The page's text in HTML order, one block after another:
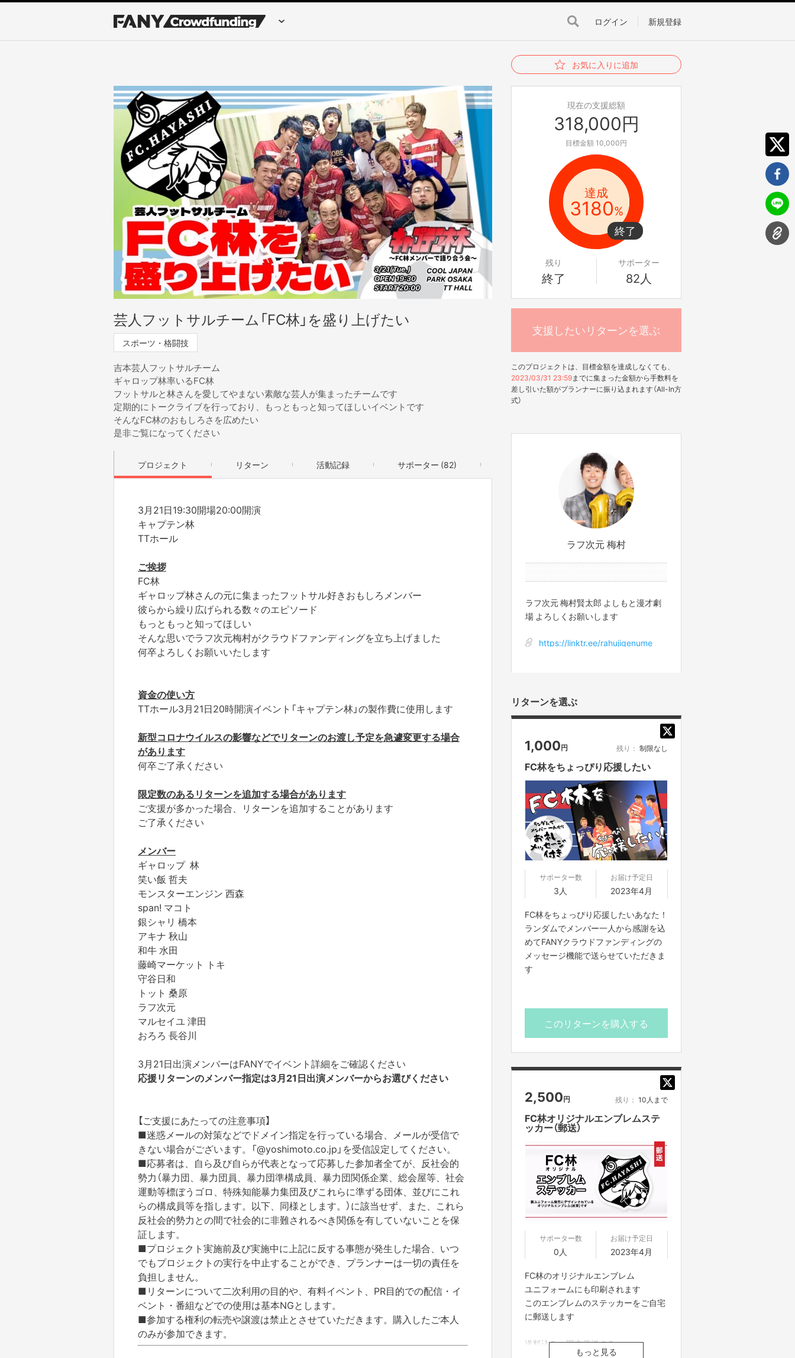
ログイン 新規登録
お気に入りに追加
芸人フットサルチーム「FC林」を盛り上げたい
スポーツ・格闘技
吉本芸人フットサルチーム
ギャロップ林率いるFC林
フットサルと林さんを愛してやまない素敵な芸人が集まったチームです
定期的にトークライブを行っており、もっともっと知ってほしいイベントです
そんなFC林のおもしろさを広めたい
是非ご覧になってください
現在の支援総額
318,000円
目標金額 10,000円
達成
3180%
残り
終了
サポーター
82人
支援したいリターンを選ぶ
このプロジェクトは、目標金額を達成しなくても、
2023/03/31 23:59までに集まった金額から手数料を
差し引いた額がプランナーに振り込まれます（All-In方
式）
プロジェクト リターン 活動記録 サポーター (82)
3月21日19:30開場20:00開演
キャプテン林
TTホール
ご挨拶
FC林
ギャロップ林さんの元に集まったフットサル好きおもしろメンバー
彼らから繰り広げられる数々のエピソード
もっともっと知ってほしい
そんな思いでラフ次元梅村がクラウドファンディングを立ち上げました
何卒よろしくお願いいたします
資金の使い方
TTホール3月21日20時開演イベント「キャプテン林」の製作費に使用します
新型コロナウイルスの影響などでリターンのお渡し予定を急遽変更する場合
があります
何卒ご了承ください
限定数のあるリターンを追加する場合があります
ご支援が多かった場合、リターンを追加することがあります
ご了承ください
メンバー
ギャロップ 林
笑い飯 哲夫
モンスターエンジン 西森
span! マコト
銀シャリ 橋本
アキナ 秋山
和牛 水田
藤崎マーケット トキ
守谷日和
トット 桑原
ラフ次元
マルセイユ 津田
おろろ 長谷川
3月21日出演メンバーはFANYでイベント詳細をご確認ください
応援リターンのメンバー指定は3月21日出演メンバーからお選びください
【ご支援にあたっての注意事項】
■迷惑メールの対策などでドメイン指定を行っている場合、メールが受信で
きない場合がございます。「@yoshimoto.co.jp」を受信設定してください。
■応募者は、自ら及び自らが代表となって応募した参加者全てが、反社会的
勢力（暴力団、暴力団員、暴力団準構成員、暴力団関係企業、総会屋等、社会
運動等標ぼうゴロ、特殊知能暴力集団及びこれらに準ずる団体、並びにこれ
らの構成員等を指します。以下、同様とします。）に該当せず、また、これら
反社会的勢力との間で社会的に非難されるべき関係を有していないことを保
証します。
■プロジェクト実施前及び実施中に上記に反する事態が発生した場合、いつ
でもプロジェクトの実行を中止することができ、プランナーは一切の責任を
負担しません。
■リターンについて二次利用の目的や、有料イベント、PR目的での配信・イ
ベント・番組などでの使用は基本NGとします。
■参加する権利の転売や譲渡は禁止とさせていただきます。購入したご本人
のみが参加できます。
ラフ次元 梅村
ラフ次元 梅村賢太郎 よしもと漫才劇
場 よろしくお願いします
https://linktr.ee/rahujigenume
リターンを選ぶ
1,000円 残り： 制限なし
FC林をちょっぴり応援したい
サポーター数
3人
お届け予定日
2023年4月
FC林をちょっぴり応援したいあなた！
ランダムでメンバー一人から感謝を込
めてFANYクラウドファンディングの
メッセージ機能で送らせていただきま
す
このリターンを購入する
2,500円 残り： 10人まで
FC林オリジナルエンブレムステ
ッカー（郵送）
サポーター数
0人
お届け予定日
2023年4月
FC林のオリジナルエンブレム
ユニフォームにも印刷されます
このエンブレムのステッカーをご自宅
に郵送します
送料込み、国内発送のみ
もっと見る